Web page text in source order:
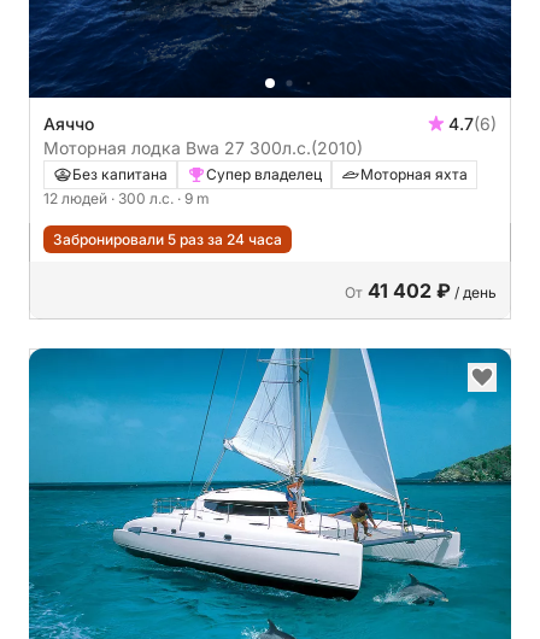
Аяччо 4.7(6)
Моторная лодка Bwa 27 300л.с.(2010)
Без капитана Супер владелец
Моторная яхта
12 людей · 300 л.с. · 9 m
Забронировали 5 раз за 24 часа
От 41 402 ₽ / день